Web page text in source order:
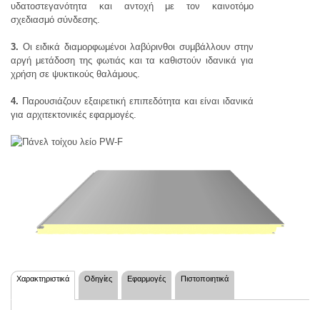
Χαρακτηριστικά Οδηγίες Εφαρμογές Πιστοποιητικά
υδατοστεγανότητα και αντοχή με τον καινοτόμο
σχεδιασμό σύνδεσης.
3. Οι ειδικά διαμορφωμένοι λαβύρινθοι συμβάλλουν στην
αργή μετάδοση της φωτιάς και τα καθιστούν ιδανικά για
χρήση σε ψυκτικούς θαλάμους.
4. Παρουσιάζουν εξαιρετική επιπεδότητα και είναι ιδανικά
για αρχιτεκτονικές εφαρμογές.